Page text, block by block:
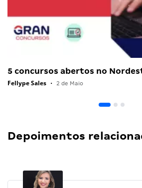
5 concursos abertos no
Fellype Sales • 2 de Maio
Depoimentos